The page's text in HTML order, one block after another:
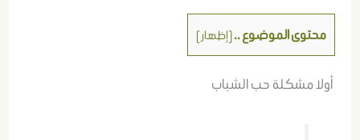
محتوى الموضوع ..[إظهار]
أولا مشكلة حب الشباب